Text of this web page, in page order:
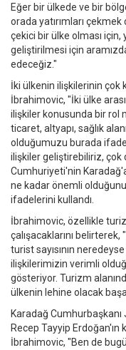
Eğer bir ülkede ve bir
orada yatırımları
çekici bir ülke olması için,
geliştirilmesi için
edeceğiz."
İki ülkenin ilişkilerinin çok
İbrahimovic, "İki ülke
ilişkiler konusunda bir rol
ticaret, altyapı, sağlık
olduğumuzu burada
ilişkiler geliştirebiliriz,
Cumhuriyeti'nin
ne kadar önemli
ifadelerini kullandı.
İbrahimovic, özellikle
çalışacaklarını
turist sayısının
ilişkilerimizin verimli
gösteriyor. Turizm
ülkenin lehine olacak
Karadağ
Recep Tayyip Erdoğan'ın
İbrahimovic, "Ben de